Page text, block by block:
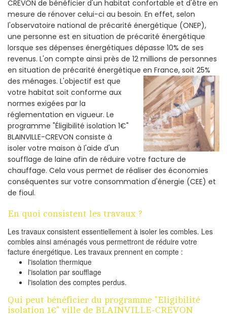
CREVON de bénéficier d'un habitat confortable et d'être en
mesure de rénover celui-ci au besoin. En effet, selon
l'observatoire national de précarité énergétique (ONEP),
une personne est en situation de précarité énergétique
lorsque ses dépenses énergétiques dépasse 10% de ses
revenus. L'on compte ainsi près de 12 millions de personnes
en situation de précarité énergétique en France, soit 25%
des ménages. L'objectif est que
votre habitat soit conforme aux
normes exigées par la
réglementation en vigueur. Le
programme "Éligibilité isolation 1€"
BLAINVILLE-CREVON consiste à
isoler votre maison à l'aide d'un
soufflage de laine afin de réduire votre facture de
chauffage. Cela vous permet de réaliser des économies
conséquentes sur votre consommation d'énergie (CEE) et
de fioul.
En quoi consistent les travaux ?
Les travaux consistent essentiellement à isoler les combles. Les
combles ainsi aménagés vous permettront de réduire votre
facture énergétique. Les travaux prennent en compte :
l'isolation thermique
l'isolation par soufflage
l'isolation des comptes perdus.
Qui peut bénéficier du programme "Eligibilité
isolation 1€" ville de BLAINVILLE-CREVON